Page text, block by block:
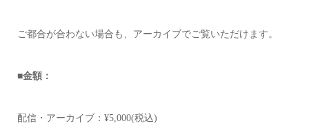
ご都合が合わない場合も、アーカイブでご覧いただけます。
■金額：
配信・アーカイブ：¥5,000(税込)